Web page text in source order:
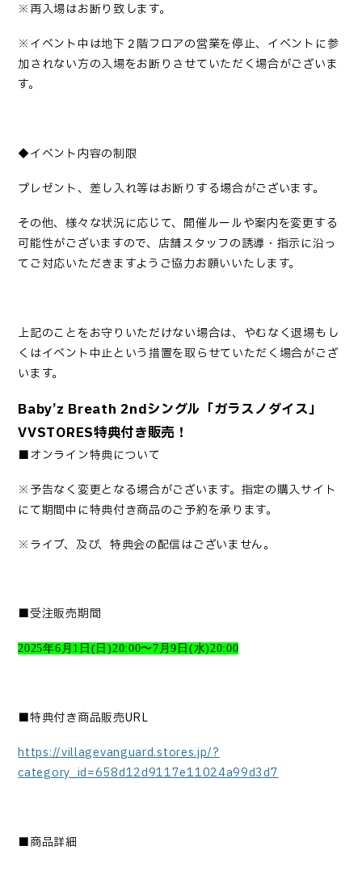
※再入場はお断り致します。
※イベント中は地下２階フロアの営業を停止、イベントに参
加されない方の入場をお断りさせていただく場合がございま
す。
◆イベント内容の制限
プレゼント、差し入れ等はお断りする場合がございます。
その他、様々な状況に応じて、開催ルールや案内を変更する
可能性がございますので、店舗スタッフの誘導・指示に沿っ
てご対応いただきますようご協力お願いいたします。
上記のことをお守りいただけない場合は、やむなく退場もし
くはイベント中止という措置を取らせていただく場合がござ
います。
Baby’z Breath 2ndシングル「ガラスノダイス」
VVSTORES特典付き販売！
■オンライン特典について
※予告なく変更となる場合がございます。指定の購入サイト
にて期間中に特典付き商品のご予約を承ります。
※ライブ、及び、特典会の配信はございません。
■受注販売期間
2025年6 月 1 日 ( 日)20:00〜 7 月9 日 (水)20:00
■特典付き商品販売URL
https://villagevanguard.stores.jp/?
category_id=658d12d9117e11024a99d3d7
■商品詳細